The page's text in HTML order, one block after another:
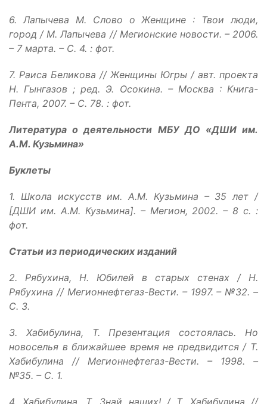
6. Лапычева М. Слово о Женщине : Твои люди,
город / М. Лапычева // Мегионские новости. – 2006.
– 7 марта. – С. 4. : фот.
7. Раиса Беликова // Женщины Югры / авт. проекта
Н. Гынгазов ; ред. Э. Осокина. – Москва : Книга-
Пента, 2007. – С. 78. : фот.
Литература о деятельности МБУ ДО «ДШИ им.
А.М. Кузьмина»
Буклеты
1. Школа искусств им. А.М. Кузьмина – 35 лет /
[ДШИ им. А.М. Кузьмина]. – Мегион, 2002. – 8 с. :
фот.
Статьи из периодических изданий
2. Рябухина, Н. Юбилей в старых стенах / Н.
Рябухина // Мегионнефтегаз-Вести. – 1997. – №32. –
С. 3.
3. Хабибулина, Т. Презентация состоялась. Но
новоселья в ближайшее время не предвидится / Т.
Хабибулина // Мегионнефтегаз-Вести. – 1998. –
№35. – С. 1.
4. Хабибулина, Т. Знай наших! / Т. Хабибулина //